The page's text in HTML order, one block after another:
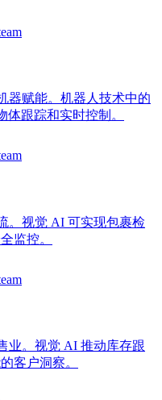
器赋能。机器人技术中的
跟踪和实时控制。
。视觉 AI 可实现包裹检
监控。
业。视觉 AI 推动库存跟
客户洞察。